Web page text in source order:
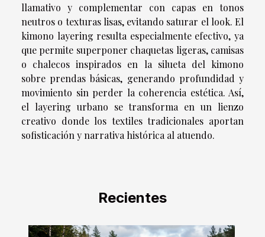
llamativo y complementar con capas en tonos
neutros o texturas lisas, evitando saturar el look. El
kimono layering resulta especialmente efectivo, ya
que permite superponer chaquetas ligeras, camisas
o chalecos inspirados en la silueta del kimono
sobre prendas básicas, generando profundidad y
movimiento sin perder la coherencia estética. Así,
el layering urbano se transforma en un lienzo
creativo donde los textiles tradicionales aportan
sofisticación y narrativa histórica al atuendo.
Recientes